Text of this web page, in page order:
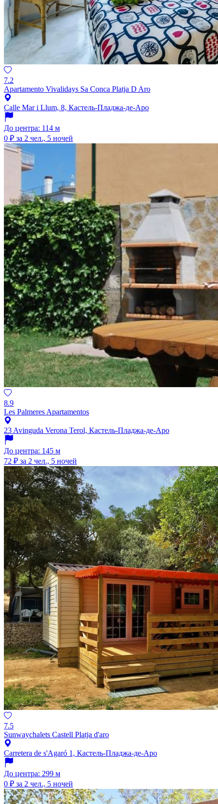
7.2
Apartamento Vivalidays Sa Conca Platja D Aro
Calle Mar i Llum, 8, Кастель-Пладжа-де-Аро
До центра: 114 м
0 ₽ за 2 чел., 5 ночей
8.9
Les Palmeres Apartamentos
23 Avinguda Verona Terol, Кастель-Пладжа-де-Аро
До центра: 145 м
72 ₽ за 2 чел., 5 ночей
7.5
Sunwaychalets Castell Platja d'aro
Carretera de s'Agaró 1, Кастель-Пладжа-де-Аро
До центра: 299 м
0 ₽ за 2 чел., 5 ночей